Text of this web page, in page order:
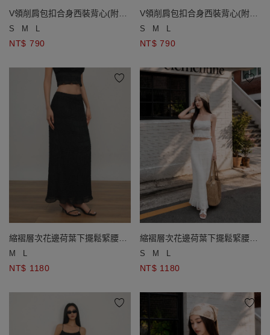
V領削肩包扣合身西裝背心(附胸
墊)
S M L
NT$ 790
V領削肩包扣合身西裝背心(附胸
墊)
S M L
NT$ 790
縮褶層次花邊荷葉下擺鬆緊腰A
字長裙
M L
NT$ 1180
縮褶層次花邊荷葉下擺鬆緊腰A
字長裙
S M L
NT$ 1180